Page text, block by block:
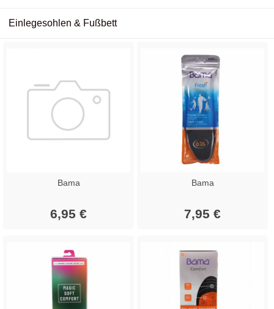
Einlegesohlen & Fußbett
Bama
6,95 €
Bama
7,95 €